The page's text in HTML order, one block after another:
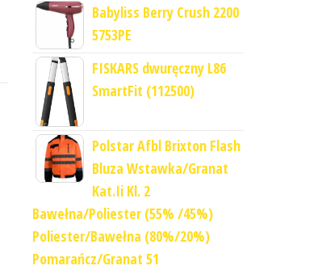
Babyliss Berry Crush 2200
5753PE
FISKARS dwuręczny L86
SmartFit (112500)
Polstar Afbl Brixton Flash
Bluza Wstawka/Granat
Kat.Ii Kl. 2
Bawełna/Poliester (55% /45%)
Poliester/Bawełna (80%/20%)
Pomarańcz/Granat 51